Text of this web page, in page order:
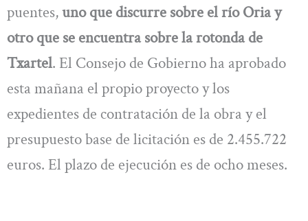
puentes,uno que discurre sobre el río Oria y
otro que se encuentra sobre la rotonda de
Txartel. El Consejo de Gobierno ha aprobado
esta mañana el propio proyecto y los
expedientes de contratación de la obra y el
presupuesto base de licitación es de 2.455.722
euros. El plazo de ejecución es de ocho meses.